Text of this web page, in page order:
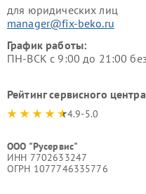
для юридических лиц
manager@fix-beko.ru
График работы:
ПН-ВСК с 9:00 до 21:00
Рейтинг сервисного центра
4.9-5.0
ООО "Русервис"
ИНН 7702633247
ОГРН 1077746335776